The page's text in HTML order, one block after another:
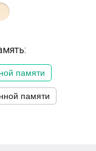
памяти
памяти